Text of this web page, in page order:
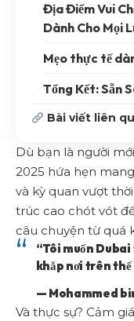
Địa Điểm Vui
Dành Cho Mọi
Mẹo thực tế
Tổng Kết: Sẵn
Bài viết liên
Dù bạn là người
2025 hứa hẹn
và kỳ quan vượt
trúc cao chót vót
câu chuyện từ quá
“Tôi muốn
khắp nơi trên
— Mohammed
Và thực sự? Cảm